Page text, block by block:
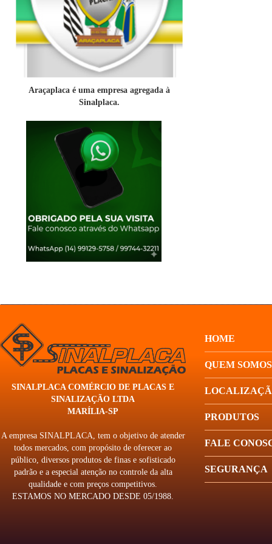
Araçaplaca é uma empresa agregada à
Sinalplaca.
SINALPLACA COMÉRCIO DE PLACAS E
SINALIZAÇÃO LTDA
MARÍLIA-SP
A empresa SINALPLACA, tem o objetivo de atender
todos mercados, com propósito de oferecer ao
público, diversos produtos de finas e sofisticado
padrão e a especial atenção no controle da alta
qualidade e com preços competitivos.
ESTAMOS NO MERCADO DESDE 05/1988.
HOME
QUEM SOMOS
PRODUTOS
FALE
SEGURANÇA